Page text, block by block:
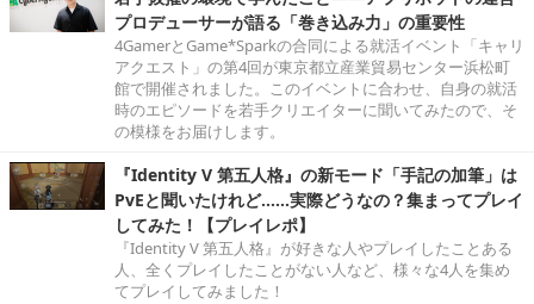
プロデューサーが語る「巻き込み力」の重要性
4GamerとGame*Sparkの合同による就活イベント「キャリ
アクエスト」の第4回が東京都立産業貿易センター浜松町
館で開催されました。このイベントに合わせ、自身の就活
時のエピソードを若手クリエイターに聞いてみたので、そ
の模様をお届けします。
『Identity V 第五人格』の新モード「手記の加筆」は
PvEと聞いたけれど……実際どうなの？集まってプレイ
してみた！【プレイレポ】
『Identity V 第五人格』が好きな人やプレイしたことある
人、全くプレイしたことがない人など、様々な4人を集め
てプレイしてみました！